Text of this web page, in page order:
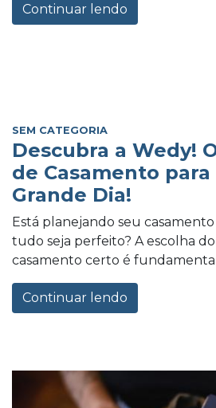
Continuar lendo
SEM CATEGORIA
Descubra a Wedy!
de Casamento para
Grande Dia!
Está planejando seu
tudo seja perfeito? A escolha
casamento certo é fundamental
Continuar lendo